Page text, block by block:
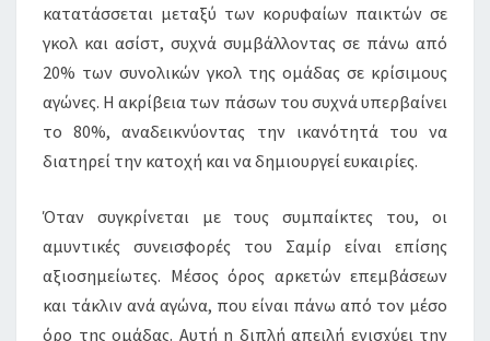
κατατάσσεται μεταξύ των κορυφαίων παικτών σε
γκολ και ασίστ, συχνά συμβάλλοντας σε πάνω από
20% των συνολικών γκολ της ομάδας σε κρίσιμους
αγώνες. Η ακρίβεια των πάσων του συχνά υπερβαίνει
το 80%, αναδεικνύοντας την ικανότητά του να
διατηρεί την κατοχή και να δημιουργεί ευκαιρίες.
Όταν συγκρίνεται με τους συμπαίκτες του, οι
αμυντικές συνεισφορές του Σαμίρ είναι επίσης
αξιοσημείωτες. Μέσος όρος αρκετών επεμβάσεων
και τάκλιν ανά αγώνα, που είναι πάνω από τον μέσο
όρο της ομάδας. Αυτή η διπλή απειλή ενισχύει την